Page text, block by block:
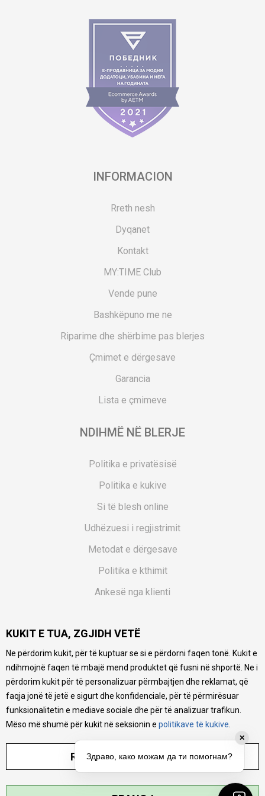
INFORMACION
Rreth nesh
Dyqanet
Kontakt
MY:TIME Club
Vende pune
Bashkëpuno me ne
Riparime dhe shërbime pas blerjes
Çmimet e dërgesave
Garancia
Lista e çmimeve
NDIHMË NË BLERJE
Politika e privatësisë
Politika e kukive
Si të blesh online
Udhëzuesi i regjistrimit
Metodat e dërgesave
Politika e kthimit
Ankesë nga klienti
Pyetjet më të shpeshta
Ne bëjmë çmos që të ofrojmë një përshkrim sa më të saktë
të produkteve tona, ofrojmë edhe foto e çmimin, por nuk
mund të garantojmë që informacioni është i plotë e pa
gabime. Të gjitha produktet janë pjesë e portfolios sonë, por
kjo nuk do të thotë se janë në gjendje në çdo çast.
KUKIT E TUA, ZGJIDH VETË
Ne përdorim kukit, për të kuptuar se si e përdorni faqen tonë. Kukit e
ndihmojnë faqen të mbajë mend produktet që fusni në shportë. Ne i
përdorim kukit për të personalizuar përmbajtjen dhe reklamat, që
faqja jonë të jetë e sigurt dhe konfidenciale, për të përmirësuar
funksionalitetin e mediave sociale dhe për të analizuar trafikun.
Mëso më shumë për kukit në seksionin e politikave të kukive
RREGULLO PARAMETRAT
✕
Здраво, како можам да ти помогнам?